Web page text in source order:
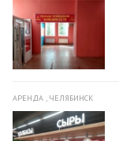
АРЕНДА , ЧЕЛЯБИНСК